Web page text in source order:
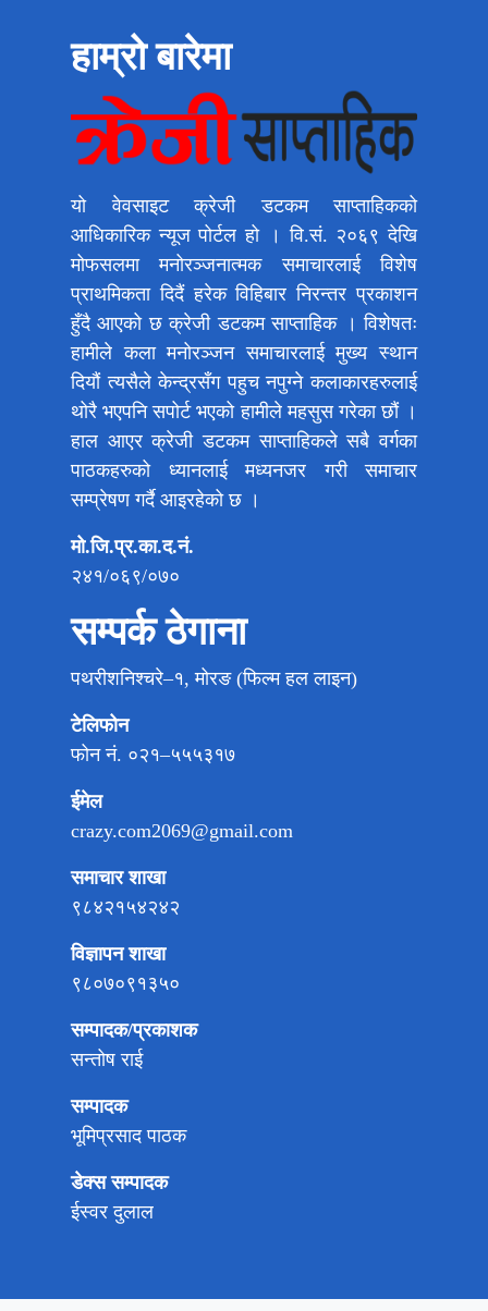
हाम्रो बारेमा
यो वेवसाइट क्रेजी डटकम साप्ताहिकको
आधिकारिक न्यूज पोर्टल हो । वि.सं. २०६९ देखि
मोफसलमा मनोरञ्जनात्मक समाचारलाई विशेष
प्राथमिकता दिदैं हरेक विहिबार निरन्तर प्रकाशन
हुँदै आएको छ क्रेजी डटकम साप्ताहिक । विशेषतः
हामीले कला मनोरञ्जन समाचारलाई मुख्य स्थान
दियौं त्यसैले केन्द्रसँग पहुच नपुग्ने कलाकारहरुलाई
थोरै भएपनि सपोर्ट भएको हामीले महसुस गरेका छौं ।
हाल आएर क्रेजी डटकम साप्ताहिकले सबै वर्गका
पाठकहरुको ध्यानलाई मध्यनजर गरी समाचार
सम्प्रेषण गर्दै आइरहेको छ ।
मो.जि.प्र.का.द.नं.
२४१/०६९/०७०
सम्पर्क ठेगाना
पथरीशनिश्चरे–१, मोरङ (फिल्म हल लाइन)
टेलिफोन
फोन नं. ०२१–५५५३१७
ईमेल
crazy.com2069@gmail.com
समाचार शाखा
९८४२१५४२४२
विज्ञापन शाखा
९८०७०९१३५०
सम्पादक/प्रकाशक
सन्तोष राई
सम्पादक
भूमिप्रसाद पाठक
डेक्स सम्पादक
ईस्वर दुलाल